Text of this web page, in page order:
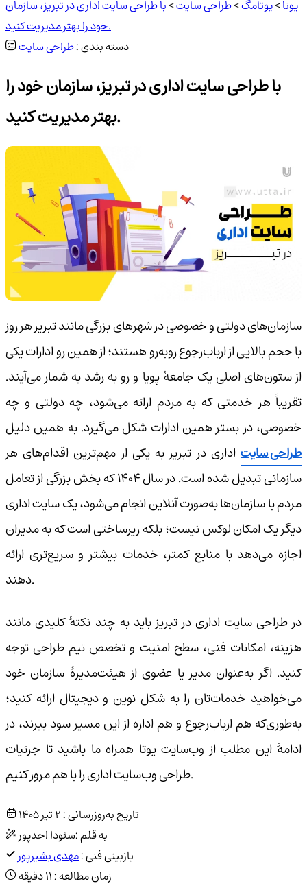
یوتا>یوتامگ>طراحی سایت>با طراحی سایت اداری در تبریز، سازمان
خود را بهتر مدیریت کنید.
دسته بندی :طراحی سایت
با طراحی سایت اداری در تبریز، سازمان خود را
بهتر مدیریت کنید.
سازمان‌های دولتی و خصوصی در شهرهای بزرگی مانند تبریز هر روز
با حجم بالایی از ارباب‌رجوع روبه‌رو هستند؛ از همین رو ادارات یکی
از ستون‌های اصلی یک جامعهٔ پویا و رو به رشد به شمار می‌آیند.
تقریباً هر خدمتی که به مردم ارائه می‌شود، چه دولتی و چه
خصوصی، در بستر همین ادارات شکل می‌گیرد. به همین دلیل
طراحی سایت اداری در تبریز به یکی از مهم‌ترین اقدام‌های هر
سازمانی تبدیل شده است. در سال ۱۴۰۴ که بخش بزرگی از تعامل
مردم با سازمان‌ها به‌صورت آنلاین انجام می‌شود، یک سایت اداری
دیگر یک امکان لوکس نیست؛ بلکه زیرساختی است که به مدیران
اجازه می‌دهد با منابع کمتر، خدمات بیشتر و سریع‌تری ارائه
دهند.
در طراحی سایت اداری در تبریز باید به چند نکتهٔ کلیدی مانند
هزینه، امکانات فنی، سطح امنیت و تخصص تیم طراحی توجه
کنید. اگر به‌عنوان مدیر یا عضوی از هیئت‌مدیرهٔ سازمان خود
می‌خواهید خدمات‌تان را به شکل نوین و دیجیتال ارائه کنید؛
به‌طوری‌که هم ارباب‌رجوع و هم اداره از این مسیر سود ببرند، در
ادامهٔ این مطلب از وب‌سایت یوتا همراه ما باشید تا جزئیات
طراحی وب‌سایت اداری را با هم مرور کنیم.
تاریخ به‌روزرسانی :2 تیر 1405
به قلم :سئودا احدپور
بازبینی فنی :مهدی بشیرپور
زمان مطالعه :11 دقیقه